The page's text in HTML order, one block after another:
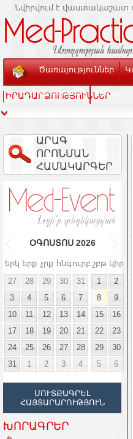
Նվիրվում է վաստակաշատ
Ծառայություններ
Տեսասրահ Կապ
ԻՐԱԴԱՐՁՈՒԹՅՈՒՆՆԵՐ
ԱՐԱԳ
ՈՐՈՆՄԱՆ
ՀԱՄԱԿԱՐԳԵՐ
ՕԳՈՍՏՈՍ 2026
երկ երք չրք հնգուրբ շբթ կիր
27
28 29 30 31 1
2
3
4 5 6 7 8
9
10
11 12 13 14 15
16
17
18 19 20 21 22
23
24
25 26 27 28 29
30
31
1 2 3 4 5 6
ՄՈՒՏՔԱԳՐԵԼ
ՀԱՅՏԱՐԱՐՈՒԹՅՈՒՆ
ԽՈՐԱԳՐԵՐ